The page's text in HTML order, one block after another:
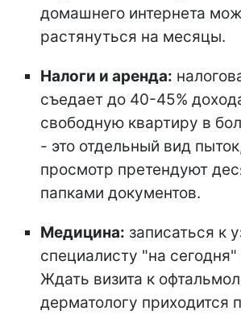
домашнего интернета
растянуться на месяцы.
Налоги и аренда:
съедает до 40-45%
свободную квартиру в
- это отдельный вид
просмотр претендуют
папками документов.
Медицина: записаться к
специалисту "на
Ждать визита к
дерматологу приходится